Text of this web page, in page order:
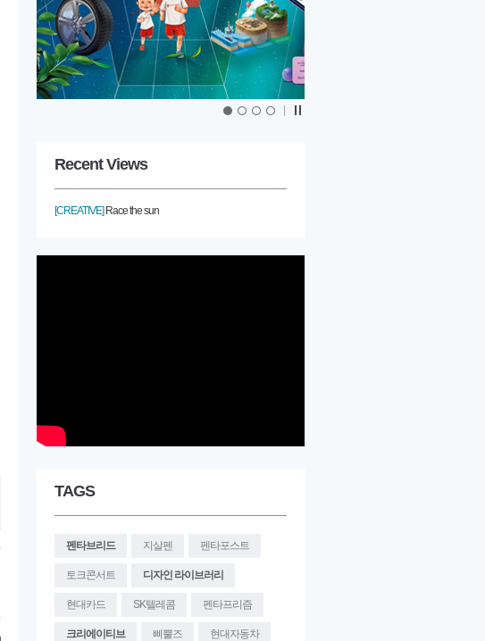
Recent Views
[CREATIVE] Race the sun
TAGS
펜타브리드 지살펜 펜타포스트
토크콘서트 디자인 라이브러리
현대카드 SK텔레콤 펜타프리즘
크리에이티브 삐뿔즈 현대자동차